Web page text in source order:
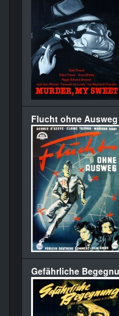
Flucht ohne Ausweg
Gefährliche